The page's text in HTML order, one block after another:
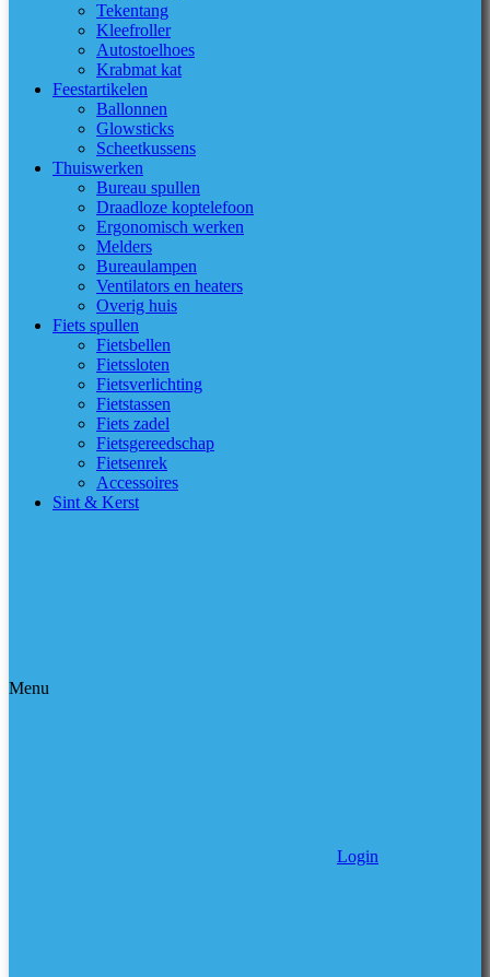
Tekentang
Kleefroller
Autostoelhoes
Krabmat kat
Feestartikelen
Ballonnen
Glowsticks
Scheetkussens
Thuiswerken
Bureau spullen
Draadloze koptelefoon
Ergonomisch werken
Melders
Bureaulampen
Ventilators en heaters
Overig huis
Fiets spullen
Fietsbellen
Fietssloten
Fietsverlichting
Fietstassen
Fiets zadel
Fietsgereedschap
Fietsenrek
Accessoires
Sint & Kerst
Menu
Login